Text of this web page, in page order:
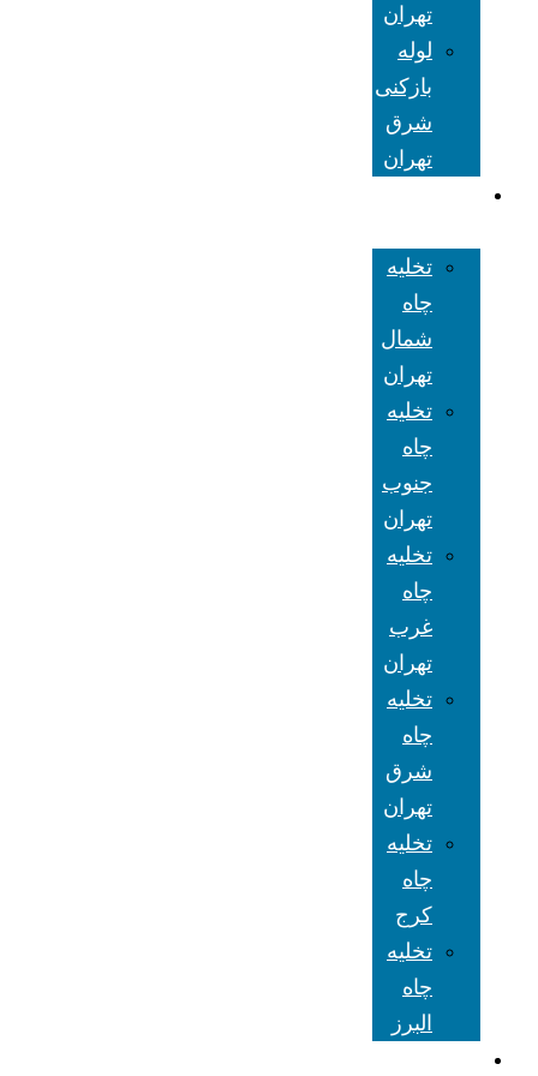
تهران
لوله
بازکنی
شرق
تهران
تخلیه
چاه
شمال
تهران
تخلیه
چاه
جنوب
تهران
تخلیه
چاه
غرب
تهران
تخلیه
چاه
شرق
تهران
تخلیه
چاه
کرج
تخلیه
چاه
البرز